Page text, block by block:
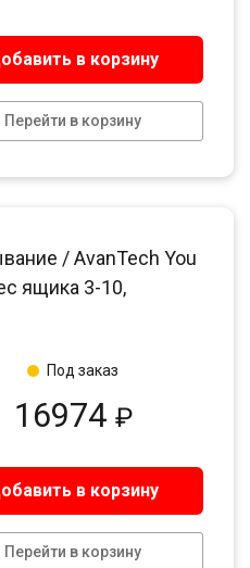
в корзину
Перейти в корзину
/ AvanTech You
ящика 3-10,
16974 ₽
в корзину
Перейти в корзину
Под заказ